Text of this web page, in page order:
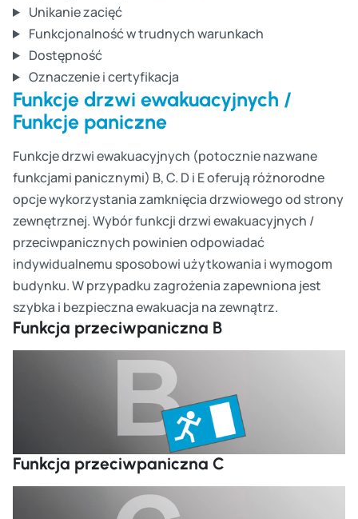
Unikanie zacięć
Funkcjonalność w trudnych warunkach
Dostępność
Oznaczenie i certyfikacja
Funkcje drzwi ewakuacyjnych /
Funkcje paniczne
Funkcje drzwi ewakuacyjnych (potocznie nazwane
funkcjami panicznymi) B, C. D i E oferują różnorodne
opcje wykorzystania zamknięcia drzwiowego od strony
zewnętrznej. Wybór funkcji drzwi ewakuacyjnych /
przeciwpanicznych powinien odpowiadać
indywidualnemu sposobowi użytkowania i wymogom
budynku. W przypadku zagrożenia zapewniona jest
szybka i bezpieczna ewakuacja na zewnątrz.
Funkcja przeciwpaniczna B
Funkcja przeciwpaniczna C